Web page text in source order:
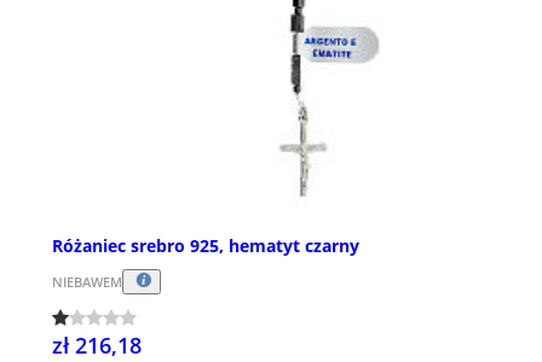
Różaniec srebro 925, hematyt czarny
NIEBAWEM
zł 216,18